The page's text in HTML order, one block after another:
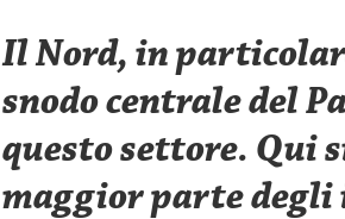
Il Nord, in
snodo centrale del
questo settore. Qui
maggior parte